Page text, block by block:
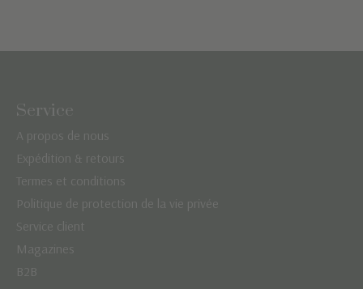
Service
A propos de nous
Expédition & retours
Termes et conditions
Politique de protection de la vie privée
Service client
Magazines
B2B